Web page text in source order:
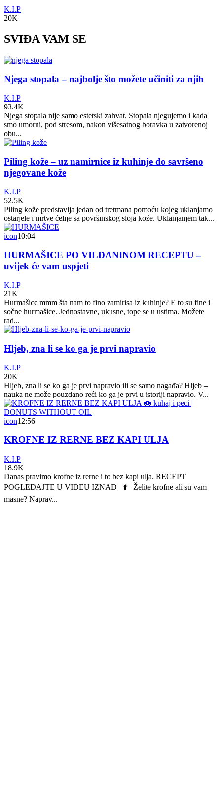
K.I.P
20K
SVIĐA VAM SE
Njega stopala – najbolje što možete učiniti za njih
K.I.P
93.4K
Njega stopala nije samo estetski zahvat. Stopala njegujemo i kada
smo umorni, pod stresom, nakon višesatnog boravka u zatvorenoj
obu...
Piling kože – uz namirnice iz kuhinje do savršeno
njegovane kože
K.I.P
52.5K
Piling kože predstavlja jedan od tretmana pomoću kojeg uklanjamo
ostarjele i mrtve ćelije sa površinskog sloja kože. Uklanjanjem tak...
icon10:04
HURMAŠICE PO VILDANINOM RECEPTU –
uvijek će vam uspjeti
K.I.P
21K
Hurmašice mmm šta nam to fino zamirisa iz kuhinje? E to su fine i
sočne hurmašice. Jednostavne, ukusne, tope se u ustima. Možete
rad...
Hljeb, zna li se ko ga je prvi napravio
K.I.P
20K
Hljeb, zna li se ko ga je prvi napravio ili se samo nagađa? Hljeb –
nauka ne može pouzdano reći ko ga je prvi u istoriji napravio. V...
icon12:56
KROFNE IZ RERNE BEZ KAPI ULJA
K.I.P
18.9K
Danas pravimo krofne iz rerne i to bez kapi ulja. RECEPT
POGLEDAJTE U VIDEU IZNAD ⬆️ Želite krofne ali su vam
masne? Naprav...